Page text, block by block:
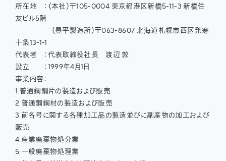
所在地 ：（本社）〒105-0004 東京都港区新橋5-11-3 新橋住
友ビル5階
（豊平製造所）〒063-8607 北海道札幌市⻄区発寒
⼗条13-1-1
代表者 ：代表取締役社長 渡辺 敦
設立 ：1999年4月1日
事業内容：
1.普通鋼鋼⽚の製造および販売
2.普通鋼鋼材の製造および販売
3.前各号に関する各種加⼯品の製造並びに副産物の加⼯および
販売
4.産業廃棄物処分業
5.⼀般廃棄物処理業